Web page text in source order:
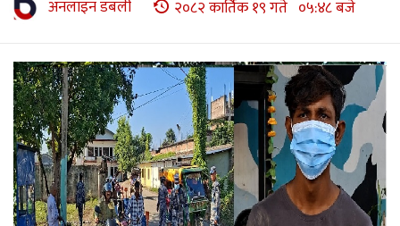
अनलाइन डबली २०८२ कार्तिक १९ गते ०५:४८ बजे